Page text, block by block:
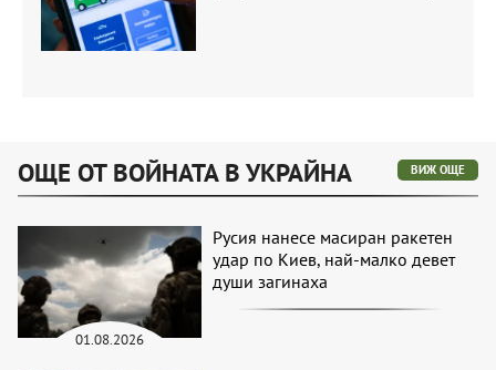
ОЩЕ ОТ ВОЙНАТА В УКРАЙНА ВИЖ ОЩЕ
01.08.2026
Русия нанесе масиран ракетен
удар по Киев, най-малко девет
души загинаха